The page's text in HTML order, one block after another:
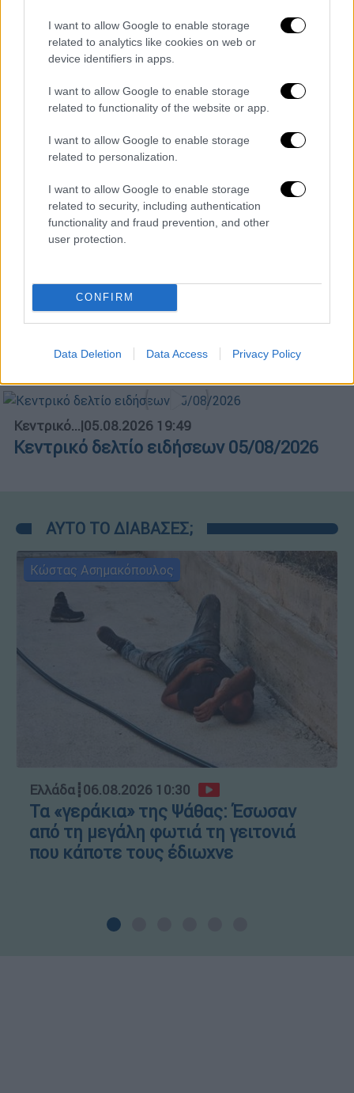
I want to allow Google to enable storage
related to analytics like cookies on web or
device identifiers in apps.
I want to allow Google to enable storage
related to functionality of the website or app.
I want to allow Google to enable storage
related to personalization.
I want to allow Google to enable storage
related to security, including authentication
functionality and fraud prevention, and other
user protection.
CONFIRM
Data Deletion Data Access Privacy Policy
ΑΠΟΣΠΑΣΜΑΤΑ...|06.08.2026 18:49
Φωτιά στη Σκύρο: Τεράστιες φλόγες και
ολονύχτια μάχη
Μεσημεριανό δελτίο ειδήσεων
06/08/2026
ΑΠΟΣΠΑΣΜΑΤΑ...|06.08.2026 19:34
μαχητικά F-16 και drones
Κεντρικό...|05.08.2026 19:49
Κεντρικό δελτίο ειδήσεων 05/08/2026
ΑΥΤΟ ΤΟ ΔΙΑΒΑΣΕΣ;
Κώστας Ασημακόπουλος
Ελλάδα┋06.08.2026 10:30
Τα «γεράκια» της Ψάθας: Έσωσαν
από τη μεγάλη φωτιά τη γειτονιά
που κάποτε τους έδιωχνε